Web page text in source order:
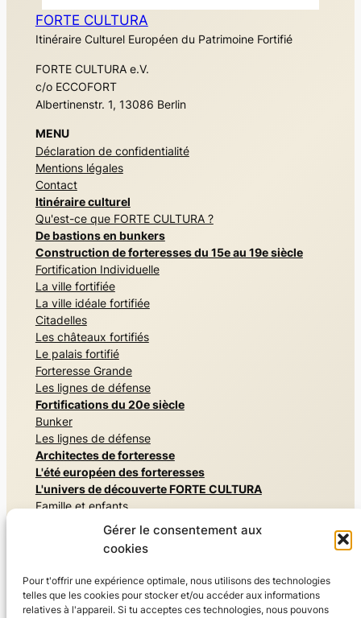
Gérer le consentement aux
cookies
Pour t'offrir une expérience optimale, nous utilisons des technologies
telles que les cookies pour stocker et/ou accéder aux informations
relatives à l'appareil. Si tu acceptes ces technologies, nous pouvons
FORTE CULTURA
Itinéraire Culturel Européen du Patrimoine Fortifié
FORTE CULTURA e.V.
c/o ECCOFORT
Albertinenstr. 1, 13086 Berlin
MENU
Déclaration de confidentialité
Mentions légales
Contact
Itinéraire culturel
Qu'est-ce que FORTE CULTURA ?
De bastions en bunkers
Construction de forteresses du 15e au 19e siècle
Fortification Individuelle
La ville fortifiée
La ville idéale fortifiée
Citadelles
Les châteaux fortifiés
Le palais fortifié
Forteresse Grande
Les lignes de défense
Fortifications du 20e siècle
Bunker
Les lignes de défense
Architectes de forteresse
L'été européen des forteresses
L'univers de découverte FORTE CULTURA
Famille et enfants
Mémoriaux et monuments commémoratifs
Architectures secrètes
Vivre l'histoire militaire
Musées et expositions
Vivre la nature, Parcs et jardins
Résider & savourer